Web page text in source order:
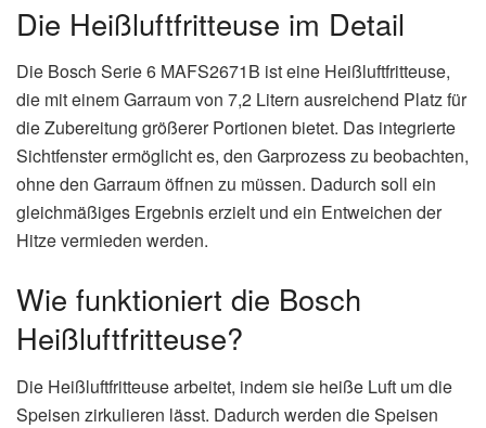
Die Heißluftfritteuse im Detail
Die Bosch Serie 6 MAFS2671B ist eine Heißluftfritteuse,
die mit einem Garraum von 7,2 Litern ausreichend Platz für
die Zubereitung größerer Portionen bietet. Das integrierte
Sichtfenster ermöglicht es, den Garprozess zu beobachten,
ohne den Garraum öffnen zu müssen. Dadurch soll ein
gleichmäßiges Ergebnis erzielt und ein Entweichen der
Hitze vermieden werden.
Wie funktioniert die Bosch
Heißluftfritteuse?
Die Heißluftfritteuse arbeitet, indem sie heiße Luft um die
Speisen zirkulieren lässt. Dadurch werden die Speisen